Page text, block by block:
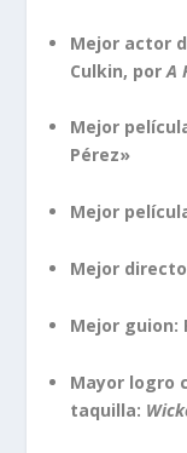
Mejor actor
Culkin, porA
Mejor
Pérez»
Mejor
Mejor
Mejor guion:
Mayor logro
taquilla: